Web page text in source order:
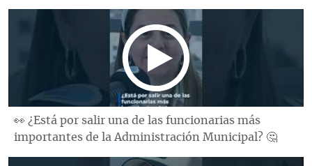
👀 ¿Está por salir una de las funcionarias más
importantes de la Administración Municipal? 🤔